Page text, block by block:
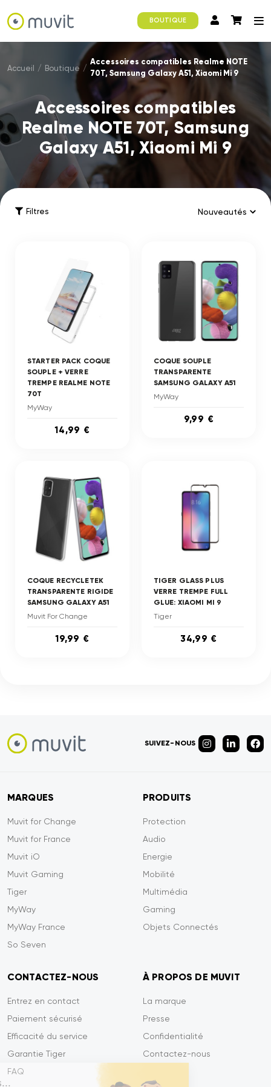
Salut c'est nous...
BOUTIQUE
Accueil / Boutique /
Accessoires compatibles Realme NOTE
70T, Samsung Galaxy A51, Xiaomi Mi 9
Accessoires compatibles
Realme NOTE 70T, Samsung
Galaxy A51, Xiaomi Mi 9
Filtres
STARTER PACK COQUE
SOUPLE + VERRE
TREMPE REALME NOTE
70T
MyWay
14,99 €
COQUE SOUPLE
TRANSPARENTE
SAMSUNG GALAXY A51
MyWay
9,99 €
COQUE RECYCLETEK
TRANSPARENTE RIGIDE
SAMSUNG GALAXY A51
Muvit For Change
19,99 €
TIGER GLASS PLUS
VERRE TREMPE FULL
GLUE: XIAOMI MI 9
Tiger
34,99 €
SUIVEZ-NOUS
MARQUES
Muvit for Change
Muvit for France
Muvit iO
Muvit Gaming
Tiger
MyWay
MyWay France
So Seven
PRODUITS
Protection
Audio
Energie
Mobilité
Multimédia
Gaming
Objets Connectés
CONTACTEZ-NOUS
Entrez en contact
Paiement sécurisé
Efficacité du service
Garantie Tiger
FAQ
À PROPOS DE MUVIT
La marque
Presse
Confidentialité
Contactez-nous